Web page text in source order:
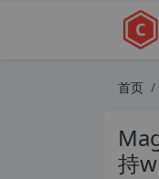
首页
持